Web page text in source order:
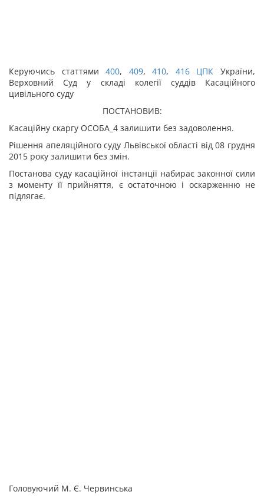
Керуючись статтями400, 409,410, 416 ЦПК України,
Верховний Суд у складі колегії суддів Касаційного
цивільного суду
ПОСТАНОВИВ:
Касаційну скаргу ОСОБА_4 залишити без задоволення.
Рішення апеляційного суду Львівської області від 08 грудня
2015 року залишити без змін.
Постанова суду касаційної інстанції набирає законної сили
з моменту її прийняття, є остаточною і оскарженню не
підлягає.
Головуючий М. Є. Червинська